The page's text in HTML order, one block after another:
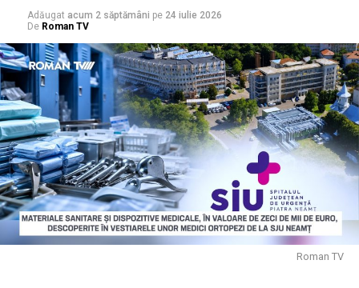
Adăugat acum 2 săptămâni pe 24 iulie 2026
De Roman TV
Roman TV